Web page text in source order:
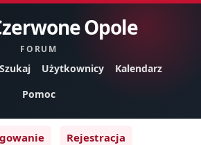
Opole
FORUM
Szukaj Użytkownicy
Kalendarz
Pomoc
Rejestracja